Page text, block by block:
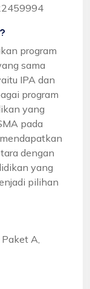
program
sama
IPA dan
program
yang
pada
dengan
yang
pilihan
A,